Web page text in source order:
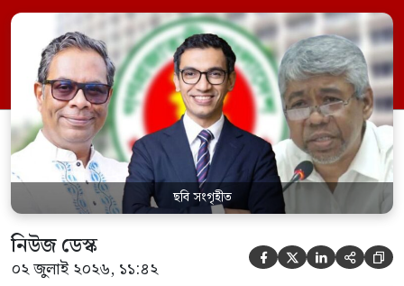
কল্যাণমন্ত্রী এবং সদস্য সচিব থাকবেন স্বাস্থ্য ও
পরিবার কল্যাণ মন্ত্রণালয়ের সচিব। একই সঙ্গে
স্বাস্থ্য প্রতিমন্ত্রী, বাংলাদেশ বিনিয়োগ উন্নয়ন
কর্তৃপক্ষ (বিডা)-এর নির্বাহী চেয়ারম্যান এবং
জাতীয় […]
ছবি সংগৃহীত
নিউজ ডেস্ক
০২ জুলাই ২০২৬, ১১:৪২     